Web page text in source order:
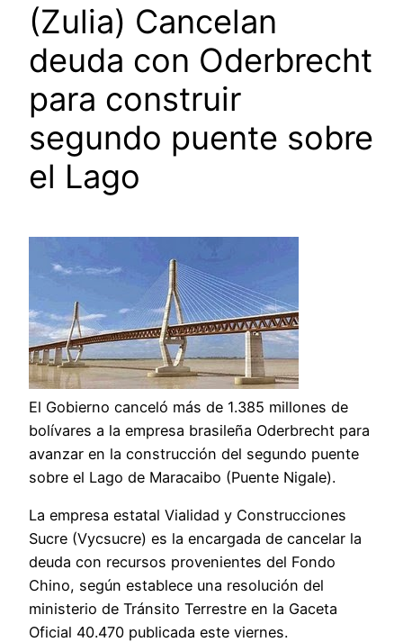
(Zulia) Cancelan
deuda con Oderbrecht
para construir
segundo puente sobre
el Lago
El Gobierno canceló más de 1.385 millones de
bolívares a la empresa brasileña Oderbrecht para
avanzar en la construcción del segundo puente
sobre el Lago de Maracaibo (Puente Nigale).
La empresa estatal Vialidad y Construcciones
Sucre (Vycsucre) es la encargada de cancelar la
deuda con recursos provenientes del Fondo
Chino, según establece una resolución del
ministerio de Tránsito Terrestre en la Gaceta
Oficial 40.470 publicada este viernes.